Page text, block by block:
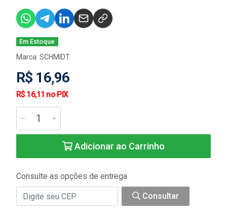
Em Estoque
Marca: SCHMIDT
R$ 16,96
R$ 16,11 no PIX
Adicionar ao Carrinho
Consulte as opções de entrega
Consultar